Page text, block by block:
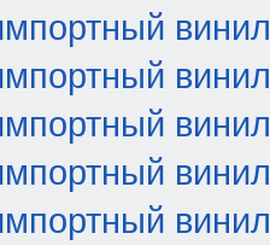
винил
винил
винил
винил
винил